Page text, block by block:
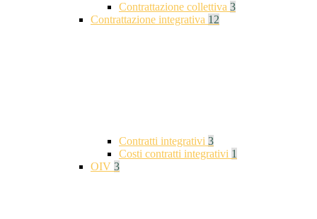
Contrattazione collettiva 3
Contrattazione integrativa 12
Contratti integrativi 3
Costi contratti integrativi 1
OIV 3